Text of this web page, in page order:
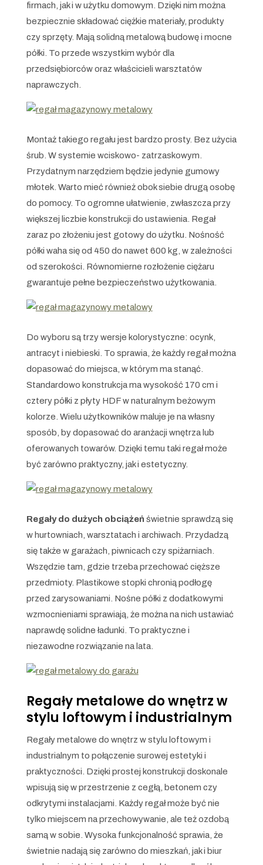
firmach, jak i w użytku domowym. Dzięki nim można
bezpiecznie składować ciężkie materiały, produkty
czy sprzęty. Mają solidną metalową budowę i mocne
półki. To przede wszystkim wybór dla
przedsiębiorców oraz właścicieli warsztatów
naprawczych.
Montaż takiego regału jest bardzo prosty. Bez użycia
śrub. W systemie wciskowo- zatrzaskowym.
Przydatnym narzędziem będzie jedynie gumowy
młotek. Warto mieć również obok siebie drugą osobę
do pomocy. To ogromne ułatwienie, zwłaszcza przy
większej liczbie konstrukcji do ustawienia. Regał
zaraz po złożeniu jest gotowy do użytku. Nośność
półki waha się od 450 do nawet 600 kg, w zależności
od szerokości. Równomierne rozłożenie ciężaru
gwarantuje pełne bezpieczeństwo użytkowania.
Do wyboru są trzy wersje kolorystyczne: ocynk,
antracyt i niebieski. To sprawia, że każdy regał można
dopasować do miejsca, w którym ma stanąć.
Standardowo konstrukcja ma wysokość 170 cm i
cztery półki z płyty HDF w naturalnym beżowym
kolorze. Wielu użytkowników maluje je na własny
sposób, by dopasować do aranżacji wnętrza lub
oferowanych towarów. Dzięki temu taki regał może
być zarówno praktyczny, jak i estetyczny.
Regały do dużych obciążeń świetnie sprawdzą się
w hurtowniach, warsztatach i archiwach. Przydadzą
się także w garażach, piwnicach czy spiżarniach.
Wszędzie tam, gdzie trzeba przechować cięższe
przedmioty. Plastikowe stopki chronią podłogę
przed zarysowaniami. Nośne półki z dodatkowymi
wzmocnieniami sprawiają, że można na nich ustawiać
naprawdę solidne ładunki. To praktyczne i
niezawodne rozwiązanie na lata.
Regały metalowe do wnętrz w
stylu loftowym i industrialnym
Regały metalowe do wnętrz w stylu loftowym i
industrialnym to połączenie surowej estetyki i
praktyczności. Dzięki prostej konstrukcji doskonale
wpisują się w przestrzenie z cegłą, betonem czy
odkrytymi instalacjami. Każdy regał może być nie
tylko miejscem na przechowywanie, ale też ozdobą
samą w sobie. Wysoka funkcjonalność sprawia, że
świetnie nadają się zarówno do mieszkań, jak i biur